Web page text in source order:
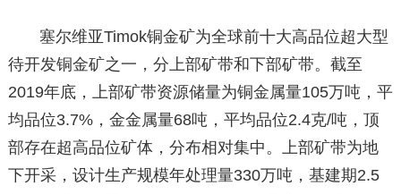
塞尔维亚Timok铜金矿为全球前十大高品位超大型
待开发铜金矿之一，分上部矿带和下部矿带。截至
2019年底，上部矿带资源储量为铜金属量105万吨，平
均品位3.7%，金金属量68吨，平均品位2.4克/吨，顶
部存在超高品位矿体，分布相对集中。上部矿带为地
下开采，设计生产规模年处理量330万吨，基建期2.5